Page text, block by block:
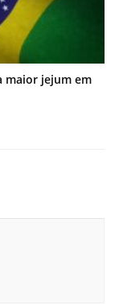
maior jejum em